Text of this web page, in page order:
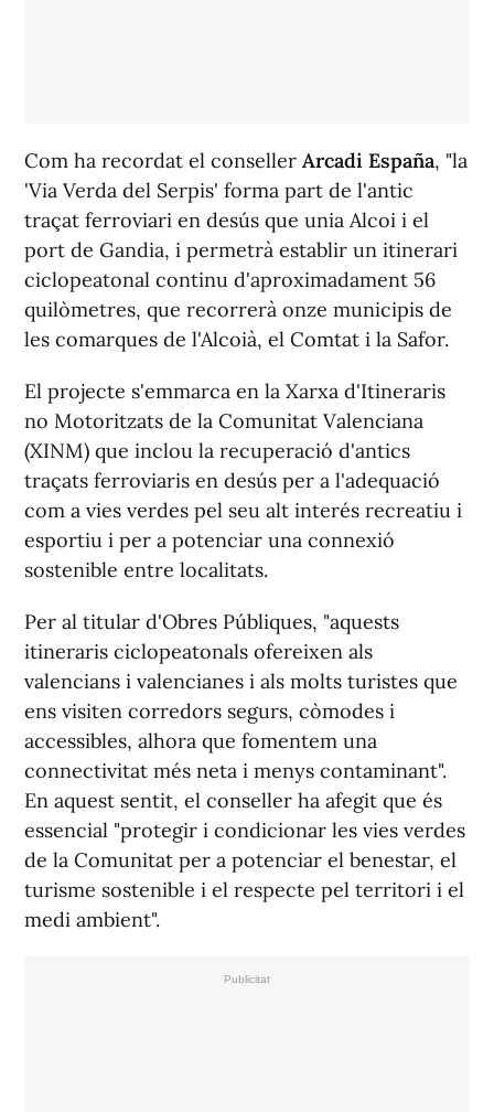
Com ha recordat el conseller Arcadi España, "la
'Via Verda del Serpis' forma part de l'antic
traçat ferroviari en desús que unia Alcoi i el
port de Gandia, i permetrà establir un itinerari
ciclopeatonal continu d'aproximadament 56
quilòmetres, que recorrerà onze municipis de
les comarques de l'Alcoià, el Comtat i la Safor.
El projecte s'emmarca en la Xarxa d'Itineraris
no Motoritzats de la Comunitat Valenciana
(XINM) que inclou la recuperació d'antics
traçats ferroviaris en desús per a l'adequació
com a vies verdes pel seu alt interés recreatiu i
esportiu i per a potenciar una connexió
sostenible entre localitats.
Per al titular d'Obres Públiques, "aquests
itineraris ciclopeatonals ofereixen als
valencians i valencianes i als molts turistes que
ens visiten corredors segurs, còmodes i
accessibles, alhora que fomentem una
connectivitat més neta i menys contaminant".
En aquest sentit, el conseller ha afegit que és
essencial "protegir i condicionar les vies verdes
de la Comunitat per a potenciar el benestar, el
turisme sostenible i el respecte pel territori i el
medi ambient".